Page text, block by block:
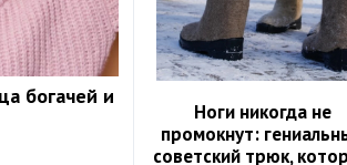
богачей и
Ноги никогда не
промокнут:
советский трюк,